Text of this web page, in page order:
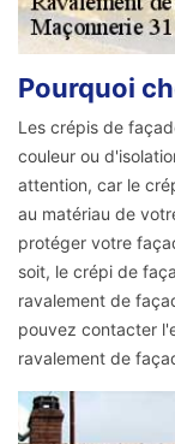
Pourquoi
Les crépis de
couleur ou
attention, car le
au matériau de
protéger votre
soit, le crépi de
ravalement de
pouvez contacter
ravalement de